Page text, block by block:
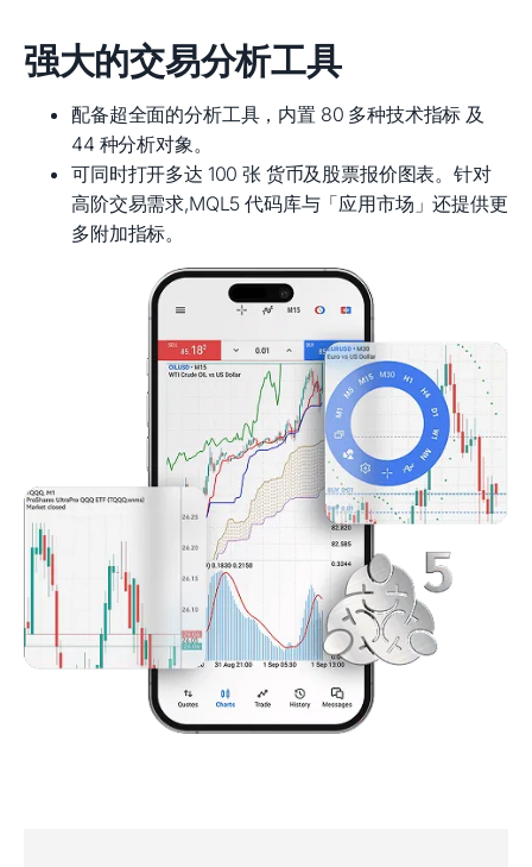
强大的交易分析工具
配备超全面的分析工具，内置 80 多种技术指标 及
44 种分析对象。
可同时打开多达 100 张 货币及股票报价图表。针对
高阶交易需求,MQL5 代码库与「应用市场」还提供更
多附加指标。